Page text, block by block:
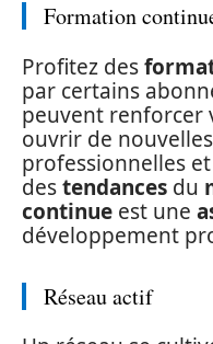
Formation
Profitez des
par certains
peuvent renforcer
ouvrir de
professionnelles
destendances du
continue est une
développement
Réseau actif